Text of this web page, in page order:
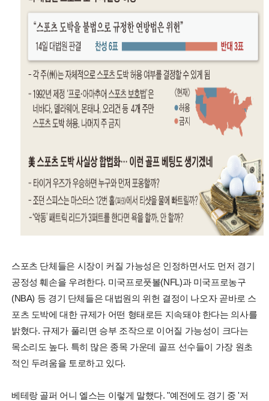
스포츠 단체들은 시장이 커질 가능성은 인정하면서도 먼저 경기
공정성 훼손을 우려한다. 미국프로풋볼(NFL)과 미국프로농구
(NBA) 등 경기 단체들은 대법원의 위헌 결정이 나오자 곧바로 스
포츠 도박에 대한 규제가 어떤 형태로든 지속돼야 한다는 의사를
밝혔다. 규제가 풀리면 승부 조작으로 이어질 가능성이 크다는
목소리도 높다. 특히 많은 종목 가운데 골프 선수들이 가장 원초
적인 두려움을 토로하고 있다.
베테랑 골퍼 어니 엘스는 이렇게 말했다. "예전에도 경기 중 '저